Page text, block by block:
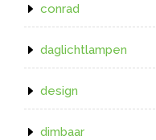
conrad
daglichtlampen
design
dimbaar